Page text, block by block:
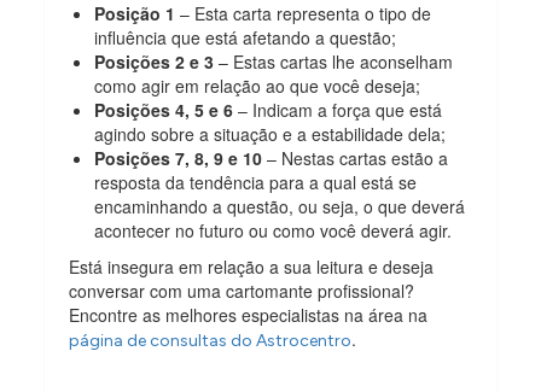
Posição 1 – Esta carta representa o tipo de
influência que está afetando a questão;
Posições 2 e 3 – Estas cartas lhe aconselham
como agir em relação ao que você deseja;
Posições 4, 5 e 6 – Indicam a força que está
agindo sobre a situação e a estabilidade dela;
Posições 7, 8, 9 e 10 – Nestas cartas estão a
resposta da tendência para a qual está se
encaminhando a questão, ou seja, o que deverá
acontecer no futuro ou como você deverá agir.
Está insegura em relação a sua leitura e deseja
conversar com uma cartomante profissional?
Encontre as melhores especialistas na área na
página de consultas do Astrocentro.